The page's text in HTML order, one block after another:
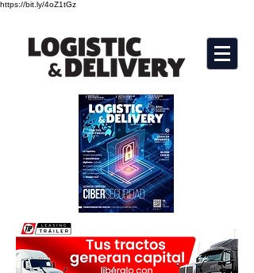
https://bit.ly/4oZ1tGz